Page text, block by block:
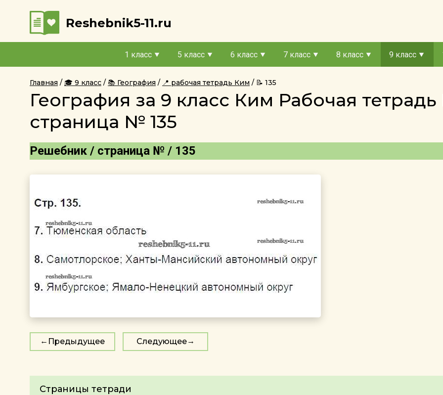
Reshebnik5-11.ru
1 класс 5 класс 6 класс 7 класс 8 класс 9 класс
Главная 🎓 9 класс 📚 География 📍 рабочая тетрадь Ким 📝 135
География за 9 класс Ким Рабочая
страница № 135
Решебник / страница № / 135
Предыдущее Следующее
Страницы тетради